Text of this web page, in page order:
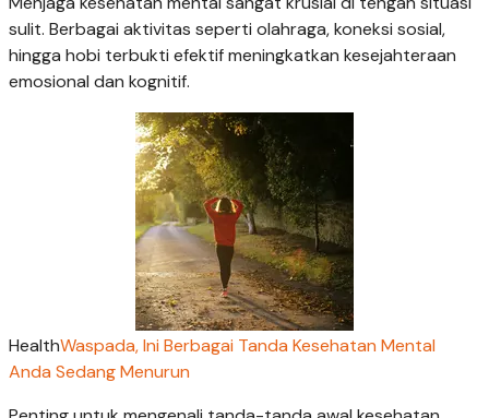
sulit. Berbagai aktivitas seperti olahraga, koneksi sosial,
hingga hobi terbukti efektif meningkatkan kesejahteraan
emosional dan kognitif.
HealthWaspada, Ini Berbagai Tanda Kesehatan Mental
Anda Sedang Menurun